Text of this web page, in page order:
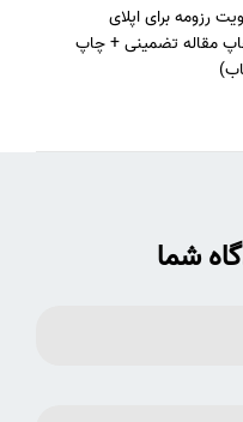
رزومه برای اپلای
مقاله تضمینی + چاپ
شما